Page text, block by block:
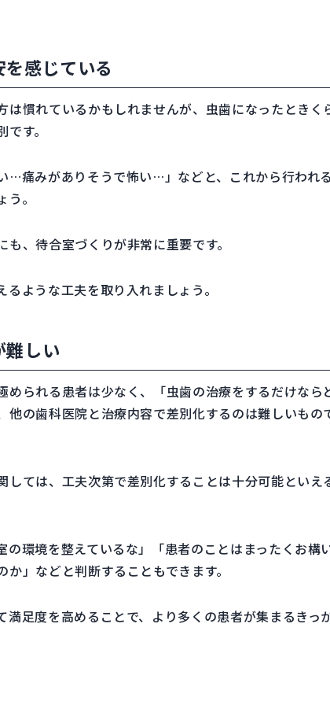
感じている
慣れているかもしれませんが、虫歯になったときく
す。
…痛みがありそうで怖い…」などと、これから行われ
。
、待合室づくりが非常に重要です。
ような工夫を取り入れましょう。
難しい
られる患者は少なく、「虫歯の治療をするだけなら
の歯科医院と治療内容で差別化するのは難しいもの
しては、工夫次第で差別化することは十分可能といえ
環境を整えているな」「患者のことはまったくお構
」などと判断することもできます。
足度を高めることで、より多くの患者が集まるきっ